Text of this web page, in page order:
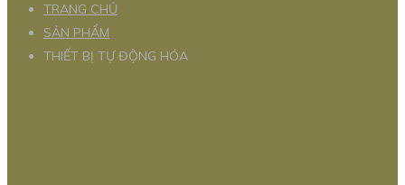
TRANG CHỦ
SẢN PHẨM
THIẾT BỊ TỰ ĐỘNG HÓA